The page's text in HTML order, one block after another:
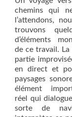
chemins qui
l’attendons,
trouvons
d’éléments
de ce travail.
partie
en direct et
paysages
élément
réel qui
sorte de